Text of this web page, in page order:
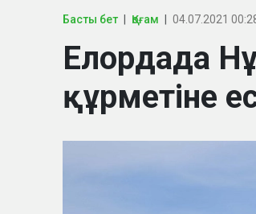
Басты бет Қоғам 04.07.2021
Елордада
құрметіне